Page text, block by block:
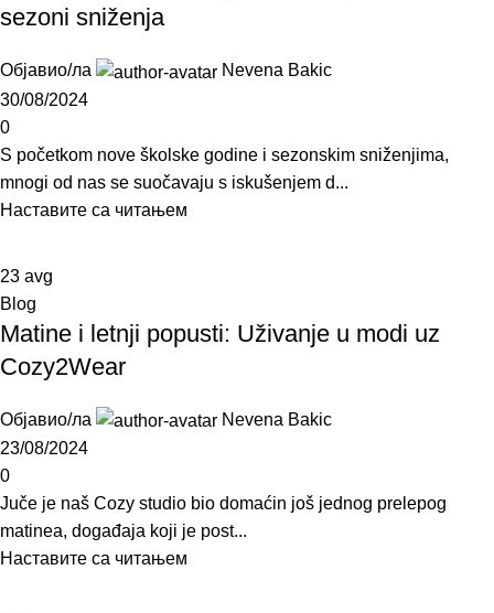
sezoni sniženja
Објавио/ла
Nevena Bakic
30/08/2024
0
S početkom nove školske godine i sezonskim sniženjima,
mnogi od nas se suočavaju s iskušenjem d...
Наставите са читањем
23 avg
Blog
Matine i letnji popusti: Uživanje u modi uz
Cozy2Wear
Објавио/ла
Nevena Bakic
23/08/2024
0
Juče je naš Cozy studio bio domaćin još jednog prelepog
matinea, događaja koji je post...
Наставите са читањем